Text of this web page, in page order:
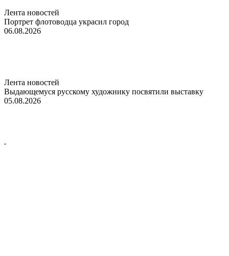
Лента новостей
Портрет флотоводца украсил город
06.08.2026
Лента новостей
Выдающемуся русскому художнику посвятили выставку
05.08.2026